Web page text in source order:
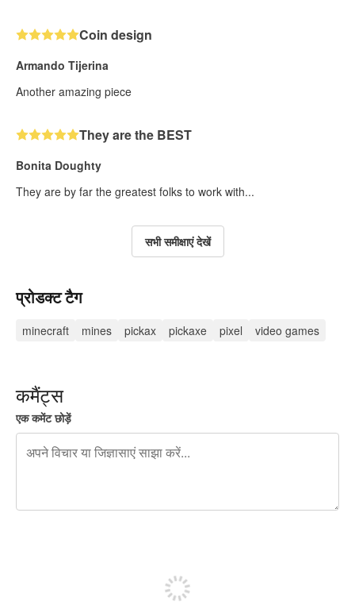
Coin design
Armando Tijerina
Another amazing piece
They are the BEST
Bonita Doughty
They are by far the greatest folks to work with...
सभी समीक्षाएं देखें
प्रोडक्ट टैग
minecraft mines pickax pickaxe pixel video games
कमैंट्स
एक कमेंट छोड़ें